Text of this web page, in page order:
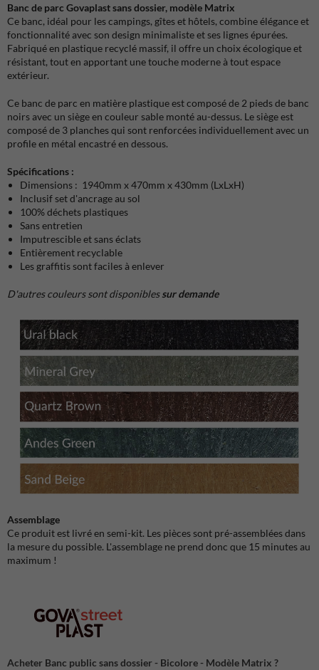
Banc de parc Govaplast sans dossier, modèle Matrix
Ce banc, idéal pour les campings, gîtes et hôtels, combine élégance et
fonctionnalité avec son design minimaliste et ses lignes épurées.
Fabriqué en plastique recyclé massif, il offre un choix écologique et
résistant, tout en apportant une touche moderne à tout espace
extérieur.
Ce banc de parc en matière plastique est composé de 2 pieds de banc
noirs avec un siège en couleur sable monté au-dessus. Le siège est
composé de 3 planches qui sont renforcées individuellement avec un
profile en métal encastré en dessous.
Spécifications :
Dimensions : 1940mm x 470mm x 430mm (LxLxH)
Inclusif set d'ancrage au sol
100% déchets plastiques
Sans entretien
Imputrescible et sans éclats
Entièrement recyclable
Les graffitis sont faciles à enlever
D'autres couleurs sont disponiblessur demande
Assemblage
Ce produit est livré en semi-kit. Les pièces sont pré-assemblées dans
la mesure du possible. L'assemblage ne prend donc que 15 minutes au
maximum !
Acheter Banc public sans dossier - Bicolore - Modèle Matrix ?